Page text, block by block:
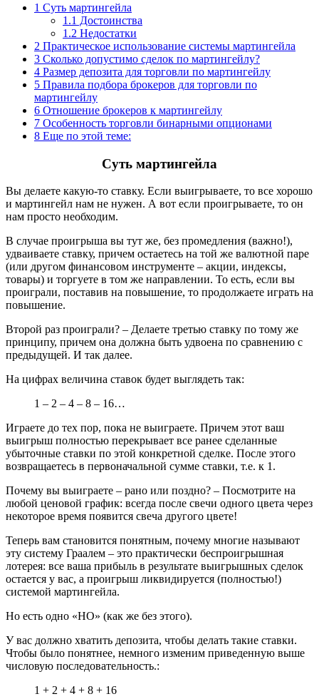
1 Суть мартингейла
1.1 Достоинства
1.2 Недостатки
2 Практическое использование системы мартингейла
3 Сколько допустимо сделок по мартингейлу?
4 Размер депозита для торговли по мартингейлу
5 Правила подбора брокеров для торговли по
мартингейлу
6 Отношение брокеров к мартингейлу
7 Особенность торговли бинарными опционами
8 Еще по этой теме:
Суть мартингейла
Вы делаете какую-то ставку. Если выигрываете, то все хорошо
и мартингейл нам не нужен. А вот если проигрываете, то он
нам просто необходим.
В случае проигрыша вы тут же, без промедления (важно!),
удваиваете ставку, причем остаетесь на той же валютной паре
(или другом финансовом инструменте – акции, индексы,
товары) и торгуете в том же направлении. То есть, если вы
проиграли, поставив на повышение, то продолжаете играть на
повышение.
Второй раз проиграли? – Делаете третью ставку по тому же
принципу, причем она должна быть удвоена по сравнению с
предыдущей. И так далее.
На цифрах величина ставок будет выглядеть так:
1 – 2 – 4 – 8 – 16…
Играете до тех пор, пока не выиграете. Причем этот ваш
выигрыш полностью перекрывает все ранее сделанные
убыточные ставки по этой конкретной сделке. После этого
возвращаетесь в первоначальной сумме ставки, т.е. к 1.
Почему вы выиграете – рано или поздно? – Посмотрите на
любой ценовой график: всегда после свечи одного цвета через
некоторое время появится свеча другого цвете!
Теперь вам становится понятным, почему многие называют
эту систему Граалем – это практически беспроигрышная
лотерея: все ваша прибыль в результате выигрышных сделок
остается у вас, а проигрыш ликвидируется (полностью!)
системой мартингейла.
Но есть одно «НО» (как же без этого).
У вас должно хватить депозита, чтобы делать такие ставки.
Чтобы было понятнее, немного изменим приведенную выше
числовую последовательность.:
1 + 2 + 4 + 8 + 16